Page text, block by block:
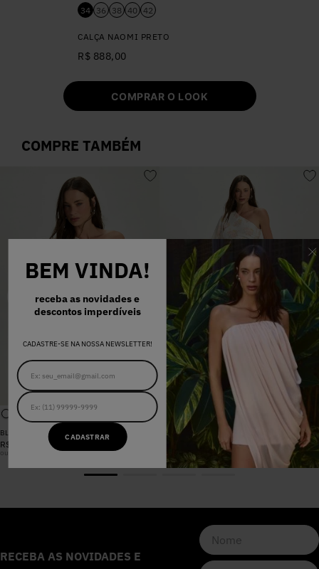
BEM VINDA!
receba as novidades e
descontos imperdíveis
CADASTRE-SE NA NOSSA NEWSLETTER!
CADASTRAR
34 36 38 40 42
CALÇA NAOMI PRETO
R$ 888,00
COMPRAR O LOOK
COMPRE TAMBÉM
BLUSA SANDRA FLORAL CANDY
R$
ou sem juros
CALÇA SANDRA FLORAL CANDY
00
112 sem juros
RECEBA AS NOVIDADES E